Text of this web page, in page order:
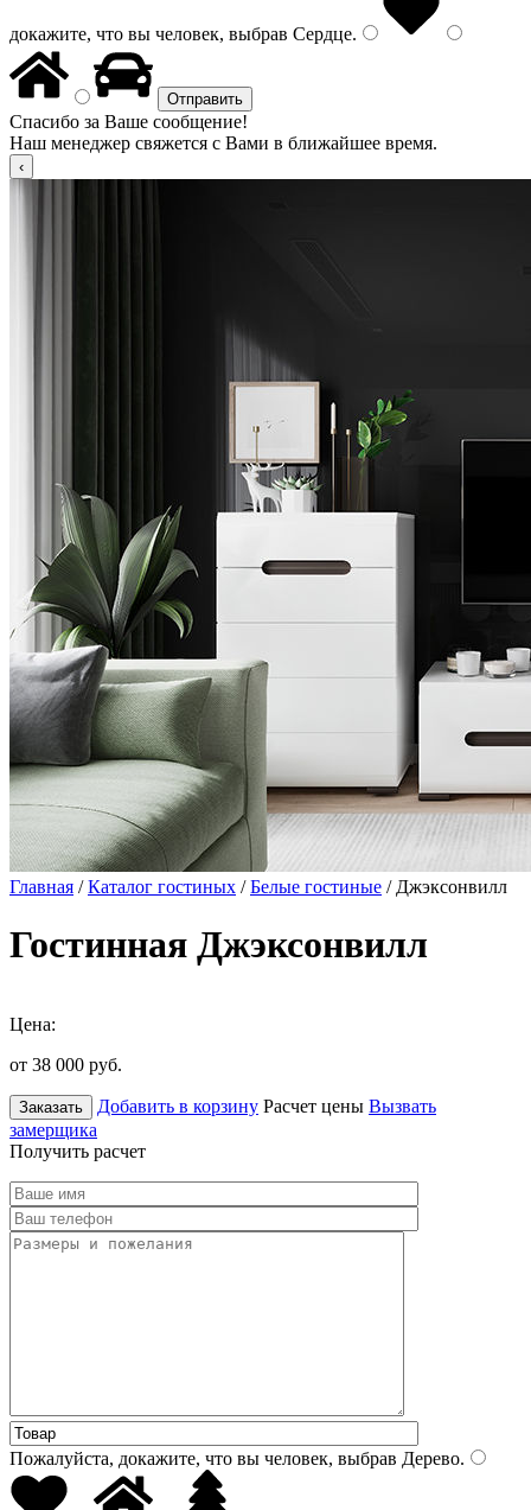
докажите, что вы человек, выбрав Сердце.
Спасибо за Ваше сообщение!
Наш менеджер свяжется с Вами в ближайшее время.
Главная /Каталог гостиных /Белые гостиные / Джэксонвилл
Гостинная Джэксонвилл
Цена:
от 38 000 руб.
Заказать Добавить в корзину Расчет цены Вызвать
замерщика
Получить расчет
Пожалуйста, докажите, что вы человек, выбрав Дерево.